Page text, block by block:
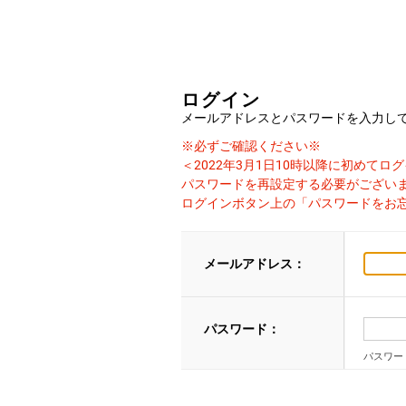
ログイン
メールアドレスとパスワードを入力し
※必ずご確認ください※
＜2022年3月1日10時以降に初めてロ
パスワードを再設定する必要がございま
ログインボタン上の「パスワードをお
メールアドレス：
パスワード：
パスワー